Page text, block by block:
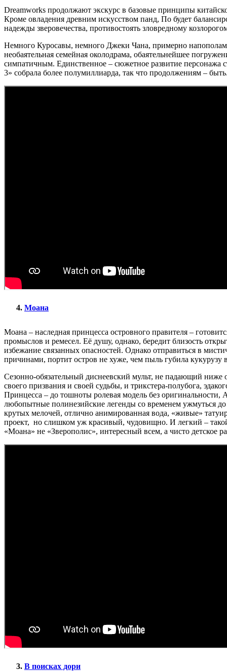
Dreamworks продолжают экскурс в базовые принципы
Кроме овладения древним искусством панд, По будет
надежды зверовечества, противостоять зловредному
Немного Куросавы, немного Джеки Чана, примерно напополам
необаятельная семейная околодрама, обаятельнейшее
симпатичным. Единственное – сюжетное развитие персонажа
3» собрала более полумиллиарда, так что продолжениям –
Моана
Моана – наследная принцесса островного правителя –
промыслов и ремесел. Её душу, однако, бередит близость
избежание связанных опасностей. Однако отправиться в
причинами, портит остров не хуже, чем пыль губила кукурузу
Сезонно-обязательный диснеевский мульт, не падающий
своего призвания и своей судьбы, и трикстера-полубога,
Принцесса – до тошноты ролевая модель без
любопытные полинезийские легенды со временем ужмуться
крутых мелочей, отлично анимированная вода, «живые»
проект, но слишком уж красивый, чудовищно. И легкий –
«Моана» не «Зверополис», интересный всем, а чисто детское
В поисках дори